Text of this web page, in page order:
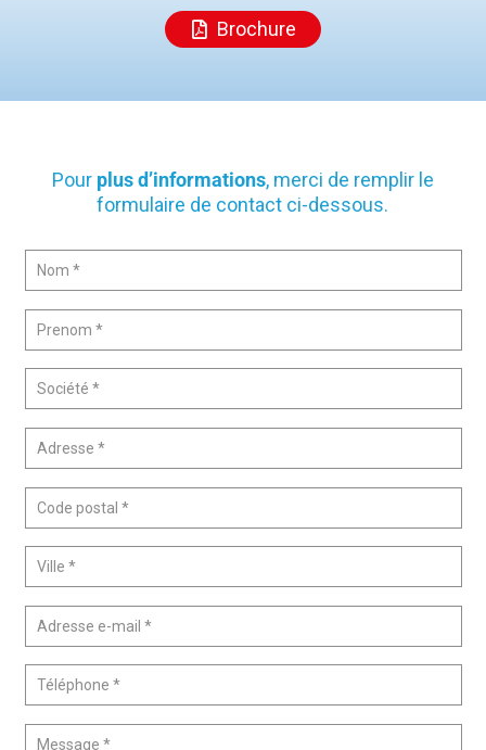
Brochure
Pour plus d’informations, merci de remplir le
formulaire de contact ci-dessous.